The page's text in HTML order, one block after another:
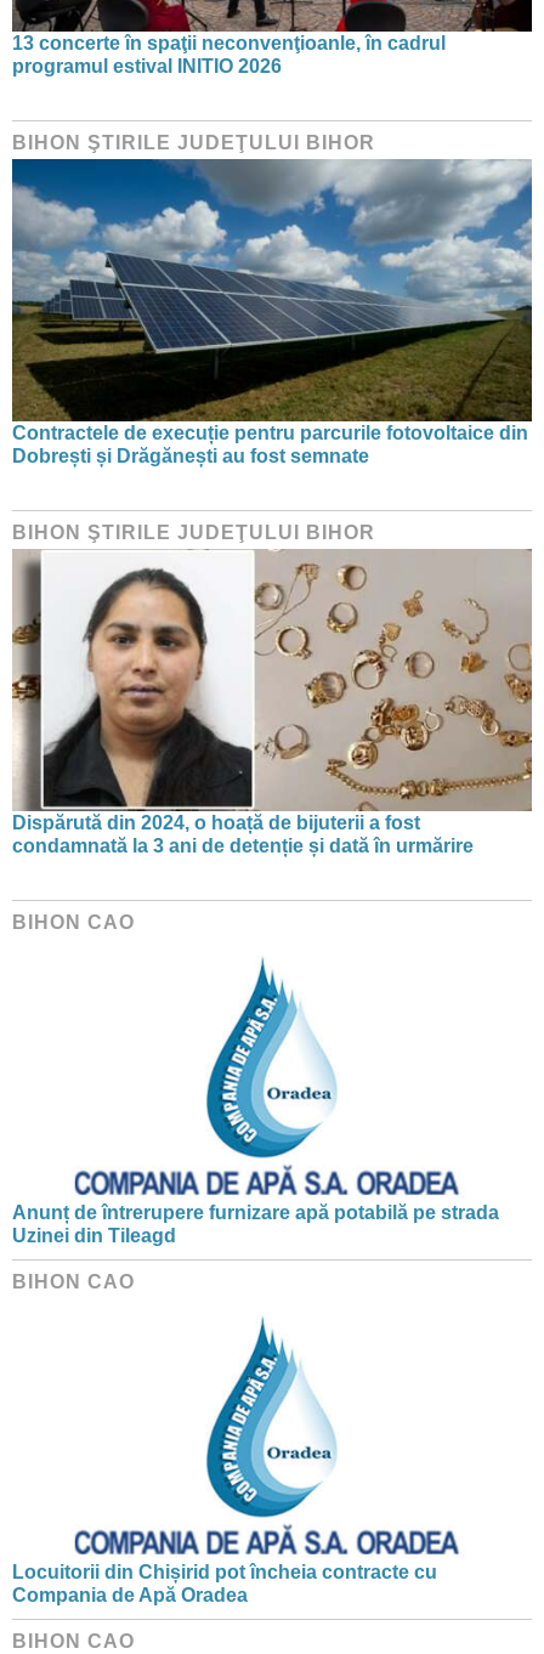
13 concerte în spaţii neconvenţioanle, în cadrul
programul estival INITIO 2026
BIHON ŞTIRILE JUDEŢULUI BIHOR
Contractele de execuție pentru parcurile fotovoltaice din
Dobrești și Drăgănești au fost semnate
BIHON ŞTIRILE JUDEŢULUI BIHOR
Dispărută din 2024, o hoață de bijuterii a fost
condamnată la 3 ani de detenție și dată în urmărire
BIHON CAO
Anunț de întrerupere furnizare apă potabilă pe strada
Uzinei din Tileagd
BIHON CAO
Locuitorii din Chișirid pot încheia contracte cu
Compania de Apă Oradea
BIHON CAO